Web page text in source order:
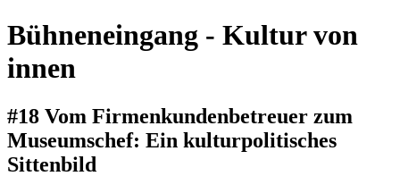
Bühneneingang - Kultur von
innen
#18 Vom Firmenkundenbetreuer zum
Museumschef: Ein kulturpolitisches
Sittenbild